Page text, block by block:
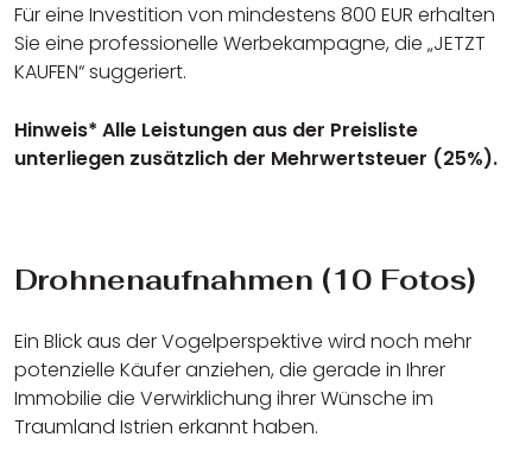
Für eine Investition von mindestens 800 EUR erhalten
Sie eine professionelle Werbekampagne, die „JETZT
KAUFEN“ suggeriert.
Hinweis* Alle Leistungen aus der Preisliste
unterliegen zusätzlich der Mehrwertsteuer (25%).
Drohnenaufnahmen (10 Fotos)
Ein Blick aus der Vogelperspektive wird noch mehr
potenzielle Käufer anziehen, die gerade in Ihrer
Immobilie die Verwirklichung ihrer Wünsche im
Traumland Istrien erkannt haben.